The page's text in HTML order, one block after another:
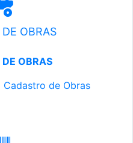
OBRAS
OBRAS
de Obras